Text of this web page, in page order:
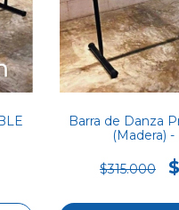
Barra de Danza
(Madera)
$315.000